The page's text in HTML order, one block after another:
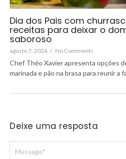
Dia dos Pais com
receitas para deixar o
saboroso
agosto 7, 2026 / No Comments
Chef Théo Xavier apresenta opções
marinada e pão na brasa para reunir a
Deixe uma resposta